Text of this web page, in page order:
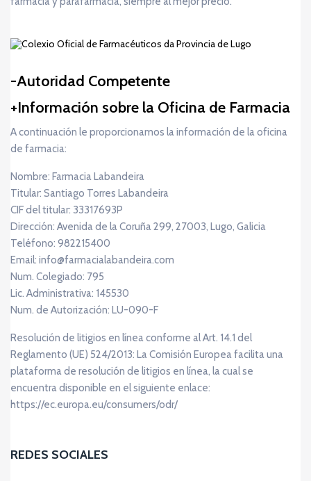
Autoridad Competente
Información sobre la Oficina de Farmacia
A continuación le proporcionamos la información de la oficina
de farmacia:
Nombre: Farmacia Labandeira
Titular: Santiago Torres Labandeira
CIF del titular: 33317693P
Dirección: Avenida de la Coruña 299, 27003, Lugo, Galicia
Teléfono: 982215400
Email: info@farmacialabandeira.com
Num. Colegiado: 795
Lic. Administrativa: 145530
Num. de Autorización: LU-090-F
Resolución de litigios en línea conforme al Art. 14.1 del
Reglamento (UE) 524/2013: La Comisión Europea facilita una
plataforma de resolución de litigios en línea, la cual se
encuentra disponible en el siguiente enlace:
https://ec.europa.eu/consumers/odr/
REDES SOCIALES